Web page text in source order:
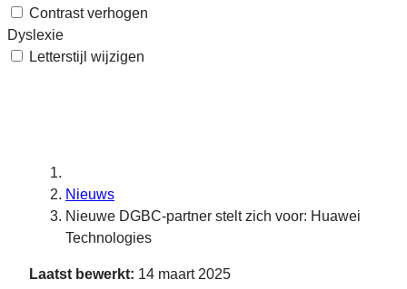
Contrast verhogen
Dyslexie
Letterstijl wijzigen
Nieuws
Nieuwe DGBC-partner stelt zich voor: Huawei
Technologies
Laatst bewerkt: 14 maart 2025